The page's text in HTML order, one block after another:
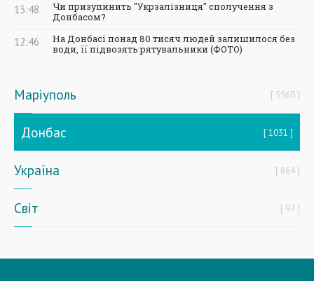
13:48
Чи призупинить "Укрзалізниця" сполучення з
Донбасом?
12:46
На Донбасі понад 80 тисяч людей залишилося без
води, її підвозять рятувальники (ФОТО)
Маріуполь 5960
Донбас 1031
Україна 864
Світ 97